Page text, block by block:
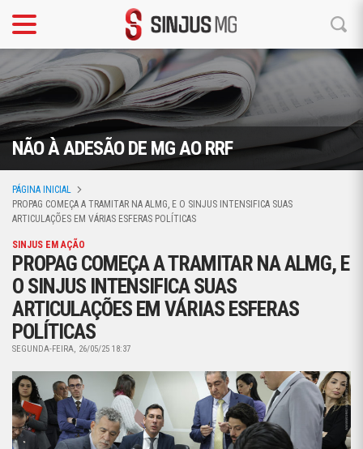
NÃO À ADESÃO DE MG AO RRF
PÁGINA INICIAL
PROPAG COMEÇA A TRAMITAR NA ALMG, E O SINJUS INTENSIFICA SUAS
ARTICULAÇÕES EM VÁRIAS ESFERAS POLÍTICAS
SINJUS EM AÇÃO
PROPAG COMEÇA A TRAMITAR NA ALMG, E
O SINJUS INTENSIFICA SUAS
ARTICULAÇÕES EM VÁRIAS ESFERAS
POLÍTICAS
SEGUNDA-FEIRA, 26/05/25 18:37